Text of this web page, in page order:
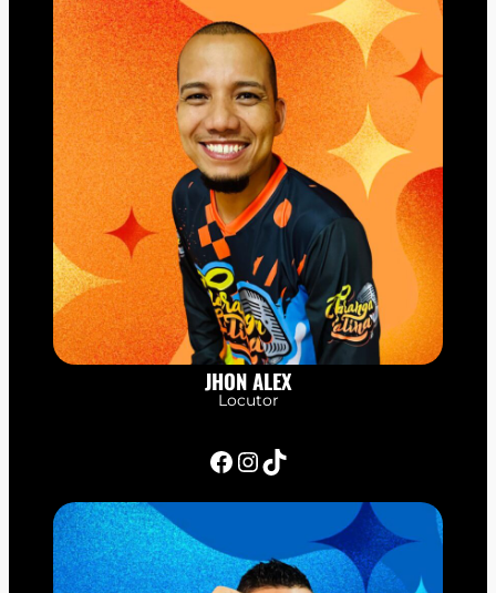
JHON ALEX
Locutor
Facebook InstagramTikTok